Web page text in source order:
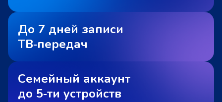
До 7 дней записи
ТВ‑передач
Семейный аккаунт
до 5‑ти устройств